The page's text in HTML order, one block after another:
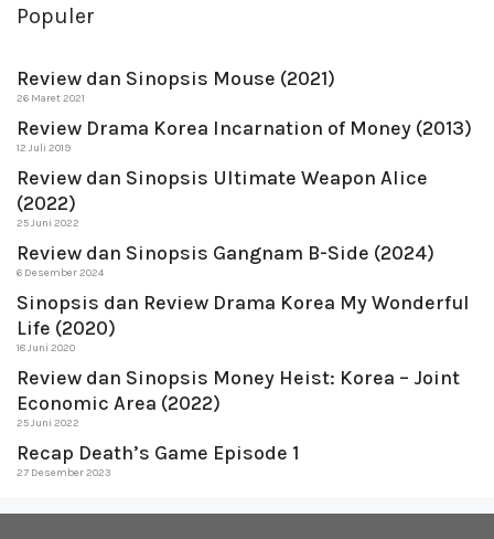
Populer
Review dan Sinopsis Mouse (2021)
26 Maret 2021
Review Drama Korea Incarnation of Money (2013)
12 Juli 2019
Review dan Sinopsis Ultimate Weapon Alice
(2022)
25 Juni 2022
Review dan Sinopsis Gangnam B-Side (2024)
6 Desember 2024
Sinopsis dan Review Drama Korea My Wonderful
Life (2020)
18 Juni 2020
Review dan Sinopsis Money Heist: Korea – Joint
Economic Area (2022)
25 Juni 2022
Recap Death’s Game Episode 1
27 Desember 2023